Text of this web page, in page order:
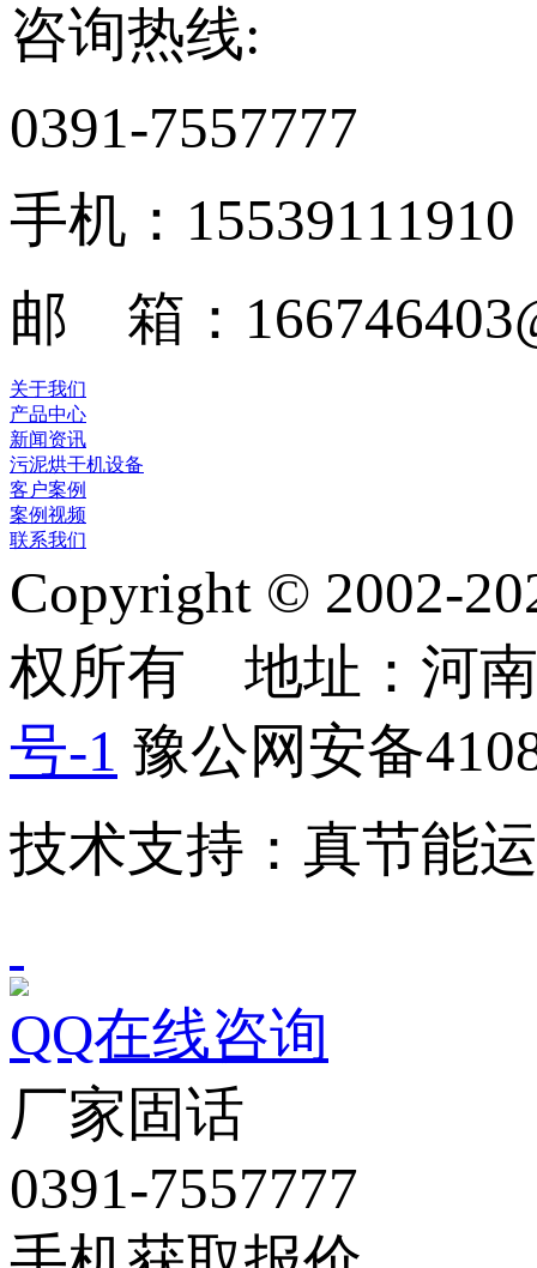
咨询热线:
0391-7557777
手机：15539111910
邮 箱：
关于我们
产品中心
新闻资讯
污泥烘干机设备
客户案例
案例视频
联系我们
Copyright © 2002-
权所有 地址：河
号-1 豫公网安备
技术支持：真节能
QQ在线咨询
厂家固话
0391-7557777